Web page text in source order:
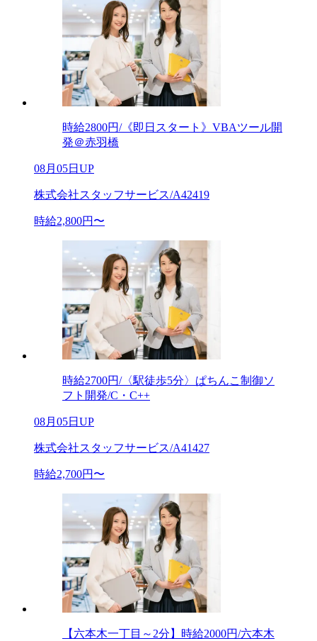
時給2800円/《即日スタート》VBAツール開
発＠赤羽橋
08月05日UP
株式会社スタッフサービス/A42419
時給2,800円〜
時給2700円/〈駅徒歩5分〉ぱちんこ制御ソ
フト開発/C・C++
08月05日UP
株式会社スタッフサービス/A41427
時給2,700円〜
【六本木一丁目～2分】時給2000円/六本木